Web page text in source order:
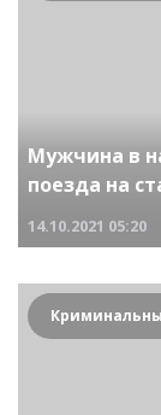
Мужчина в
поезда на
14.10.2021 05:20